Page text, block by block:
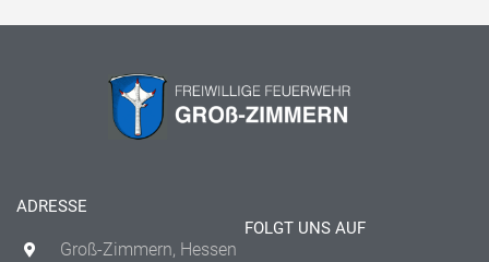
ADRESSE
Groß-Zimmern, Hessen
FOLGT UNS AUF